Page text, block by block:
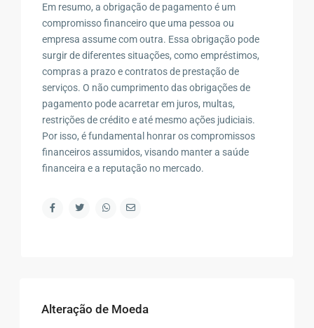
Em resumo, a obrigação de pagamento é um
compromisso financeiro que uma pessoa ou
empresa assume com outra. Essa obrigação pode
surgir de diferentes situações, como empréstimos,
compras a prazo e contratos de prestação de
serviços. O não cumprimento das obrigações de
pagamento pode acarretar em juros, multas,
restrições de crédito e até mesmo ações judiciais.
Por isso, é fundamental honrar os compromissos
financeiros assumidos, visando manter a saúde
financeira e a reputação no mercado.
Alteração de Moeda